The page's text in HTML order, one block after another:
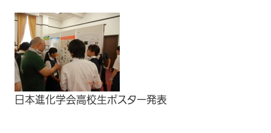
日本進化学会高校生ポスター発表